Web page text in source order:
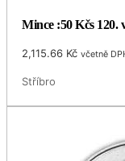
Mince :50 Kčs 120.
2,115.66 Kč včetně
Stříbro